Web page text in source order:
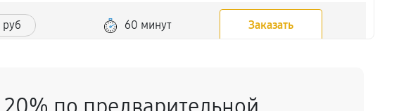
руб 60 минут Заказать